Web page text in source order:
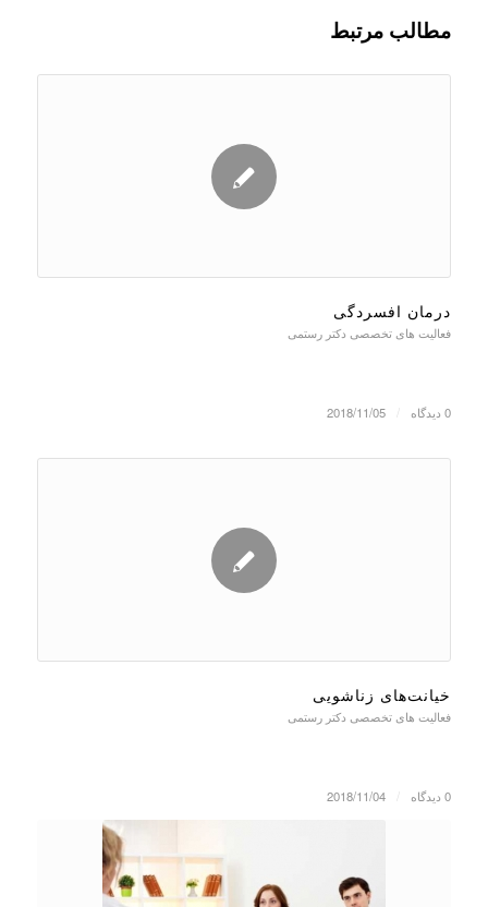
مطالب مرتبط
درمان افسردگی
فعالیت های تخصصی دکتر رستمی
0 دیدگاه 2018/11/05
خیانت‌های زناشویی
فعالیت های تخصصی دکتر رستمی
0 دیدگاه 2018/11/04